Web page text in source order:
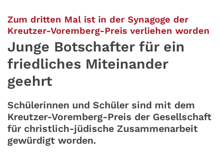
Zum dritten Mal ist in der Synagoge der
Kreutzer-Voremberg-Preis verliehen worden
Junge Botschafter für ein
friedliches Miteinander
geehrt
Schülerinnen und Schüler sind mit dem
Kreutzer-Voremberg-Preis der Gesellschaft
für christlich-jüdische Zusammenarbeit
gewürdigt worden.